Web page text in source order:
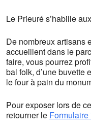
Le Prieuré s’habille
De nombreux artisans
accueillent dans le
faire, vous pourrez
bal folk, d’une buvette
le four à pain du
Pour exposer lors de
retourner le